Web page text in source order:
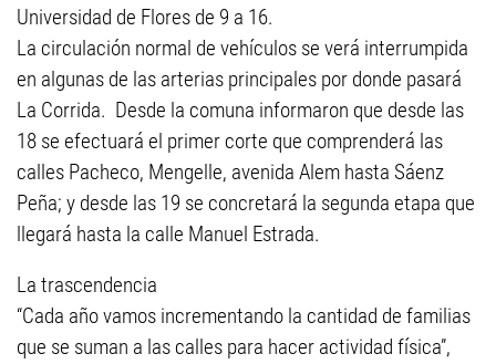
Universidad de Flores de 9 a 16.
La circulación normal de vehículos se verá interrumpida
en algunas de las arterias principales por donde pasará
La Corrida. Desde la comuna informaron que desde las
18 se efectuará el primer corte que comprenderá las
calles Pacheco, Mengelle, avenida Alem hasta Sáenz
Peña; y desde las 19 se concretará la segunda etapa que
llegará hasta la calle Manuel Estrada.
La trascendencia
“Cada año vamos incrementando la cantidad de familias
que se suman a las calles para hacer actividad física”,